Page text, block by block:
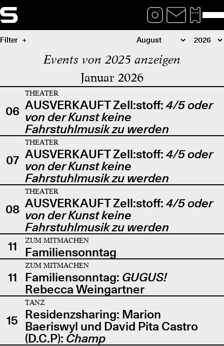
Filter
Events von 2025 anzeigen
Januar 2026
06
THEATER
AUSVERKAUFT Zell:stoff: 4/5 oder
von der Kunst keine
Fahrstuhlmusik zu werden
07
THEATER
AUSVERKAUFT Zell:stoff: 4/5 oder
von der Kunst keine
Fahrstuhlmusik zu werden
08
THEATER
AUSVERKAUFT Zell:stoff: 4/5 oder
von der Kunst keine
Fahrstuhlmusik zu werden
11
ZUM MITMACHEN
Familiensonntag
11
ZUM MITMACHEN
Familiensonntag: GUGUS!
Rebecca Weingartner
15
TANZ
Residenzsharing: Marion
Baeriswyl und David Pita Castro
(D.C.P): Champ